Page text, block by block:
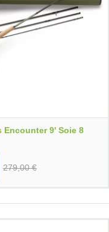
Encounter 9' Soie 8
279,00 €